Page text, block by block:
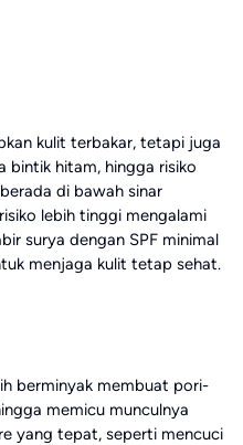
kulit terbakar, tetapi juga
bintik hitam, hingga risiko
di bawah sinar
lebih tinggi mengalami
surya dengan SPF minimal
menjaga kulit tetap sehat.
berminyak membuat pori-
memicu munculnya
yang tepat, seperti mencuci